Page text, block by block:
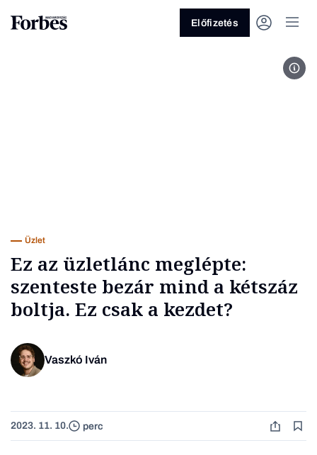
Előfizetés
Üzlet
Ez az üzletlánc meglépte:
szenteste bezár mind a kétszáz
boltja. Ez csak a kezdet?
Vaszkó Iván
2023. 11. 10. perc